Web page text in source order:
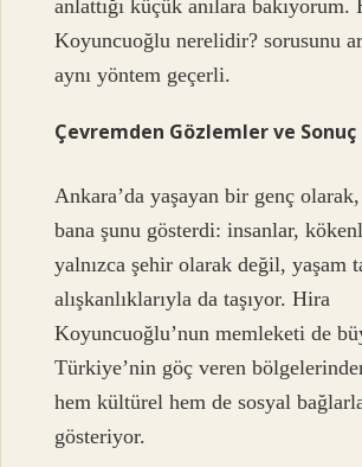
anlattığı küçük anılara bakıyorum.
Koyuncuoğlu nerelidir? sorusunu
aynı yöntem geçerli.
Çevremden Gözlemler ve Sonuç
Ankara’da yaşayan bir genç
bana şunu gösterdi: insanlar,
yalnızca şehir olarak değil, yaşam
alışkanlıklarıyla da taşıyor. Hira
Koyuncuoğlu’nun memleketi de
Türkiye’nin göç veren
hem kültürel hem de sosyal
gösteriyor.